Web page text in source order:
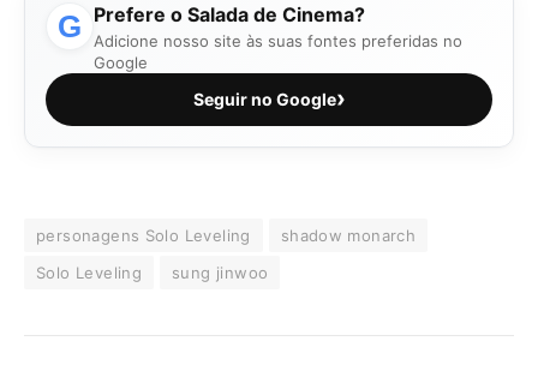
G Prefere o Salada de Cinema?
Adicione nosso site às suas fontes preferidas no
Google
Seguir no Google›
personagens Solo Leveling
shadow monarch
Solo Leveling
sung jinwoo